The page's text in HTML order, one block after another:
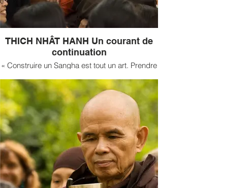
THICH NHÂT HANH Un courant de
continuation
« Construire un Sangha est tout un art. Prendre
Bouddha. À travers le Sangha, il est possible
de toucher le Dharma vivant. Prendre soin du
Sangha, c’est prendre soin de nous-mêmes, et
prendre soin de nous-mêmes, c’est prendre
soin de notre Sangha. »
Une série de témoignages recueillis par la
Rédaction sur plumvillage.org. Article intégral
paru dans Sagesses Bouddhistes n°21.